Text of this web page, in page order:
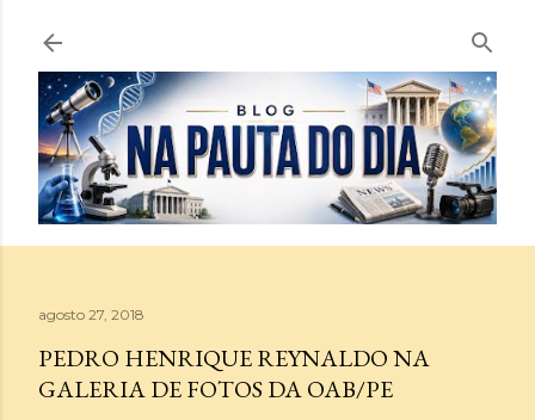
Pular para o conteúdo principal
agosto 27, 2018
PEDRO HENRIQUE REYNALDO NA
GALERIA DE FOTOS DA OAB/PE